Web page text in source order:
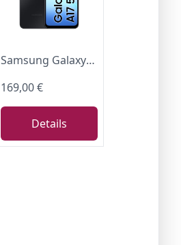
Samsung Galaxy A17 5G AI Smartphone, KI-Handy mit Android, Dünner 7,5-mm-Rahmen, 50-MP-Kamera, 128 GB Speicher, 4 GB RAM, 5.000-mAh-Akku, Black, 2,5 Jahre Herstellergarantie [Exklusiv auf Amazon]
169,00 €
Details